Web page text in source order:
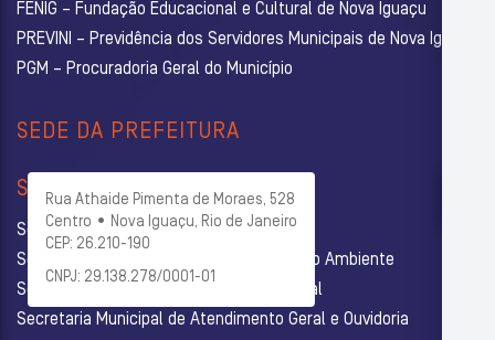
FENIG – Fundação Educacional e Cultural de Nova Iguaçu
PREVINI – Previdência dos Servidores Municipais de Nova Iguaçu
PGM – Procuradoria Geral do Município
SEDE DA PREFEITURA
Rua Athaide Pimenta de Moraes, 528
Centro • Nova Iguaçu, Rio de Janeiro
CEP: 26.210-190
CNPJ: 29.138.278/0001-01
SECRETARIAS
Secretaria Municipal de Administração
Secretaria Municipal de Agricultura e Meio Ambiente
Secretaria Municipal de Assistência Social
Secretaria Municipal de Atendimento Geral e Ouvidoria